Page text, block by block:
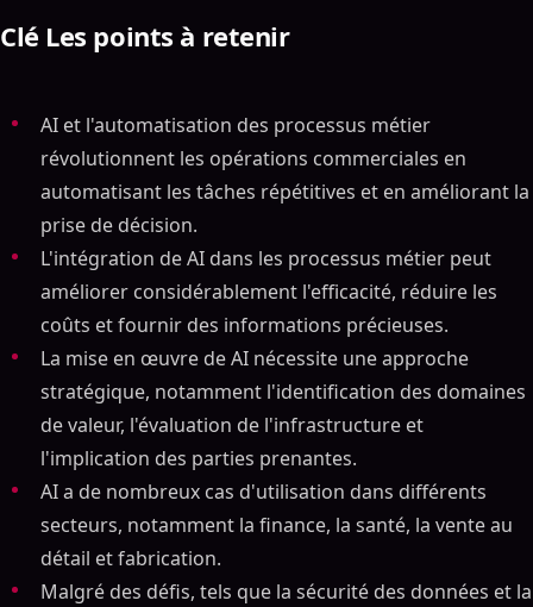
Clé Les points à retenir
AI et l'automatisation des processus métier
révolutionnent les opérations commerciales en
automatisant les tâches répétitives et en améliorant la
prise de décision.
L'intégration de AI dans les processus métier peut
améliorer considérablement l'efficacité, réduire les
coûts et fournir des informations précieuses.
La mise en œuvre de AI nécessite une approche
stratégique, notamment l'identification des domaines
de valeur, l'évaluation de l'infrastructure et
l'implication des parties prenantes.
AI a de nombreux cas d'utilisation dans différents
secteurs, notamment la finance, la santé, la vente au
détail et fabrication.
Malgré des défis, tels que la sécurité des données et la